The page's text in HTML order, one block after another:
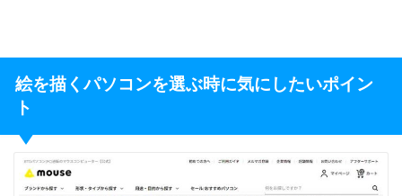
絵を描くパソコンを選ぶ時に気にしたいポイン
ト